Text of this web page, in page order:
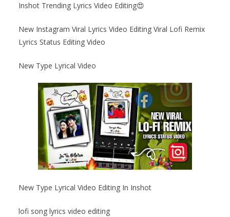
Inshot Trending Lyrics Video Editing😍
New Instagram Viral Lyrics Video Editing Viral Lofi Remix
Lyrics Status Editing Video
New Type Lyrical Video
New Type Lyrical Video Editing In Inshot
lofi song lyrics video editing